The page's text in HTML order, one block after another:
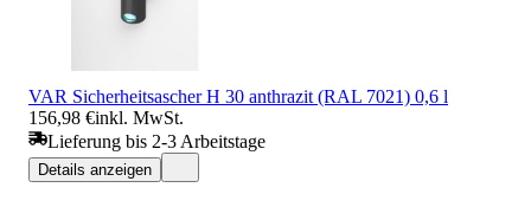
VAR Sicherheitsascher H 30 anthrazit (RAL 7021) 0,6 l
156,98 €inkl. MwSt.
Lieferung bis 2-3 Arbeitstage
Details anzeigen